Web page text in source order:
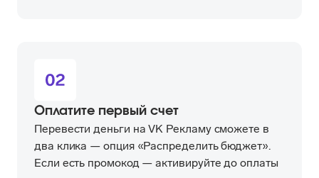
Оплатите первый счет
Перевести деньги на VK Рекламу сможете в
два клика — опция «Распределить бюджет».
Если есть промокод — активируйте до оплаты